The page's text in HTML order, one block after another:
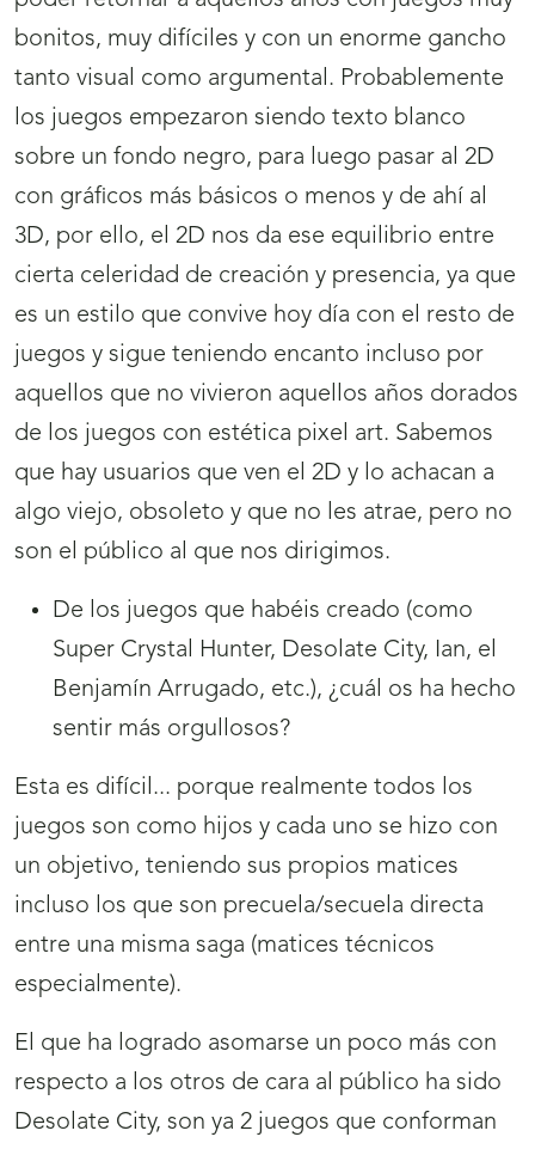
bonitos, muy difíciles y con un enorme gancho
tanto visual como argumental. Probablemente
los juegos empezaron siendo texto blanco
sobre un fondo negro, para luego pasar al 2D
con gráficos más básicos o menos y de ahí al
3D, por ello, el 2D nos da ese equilibrio entre
cierta celeridad de creación y presencia, ya que
es un estilo que convive hoy día con el resto de
juegos y sigue teniendo encanto incluso por
aquellos que no vivieron aquellos años dorados
de los juegos con estética pixel art. Sabemos
que hay usuarios que ven el 2D y lo achacan a
algo viejo, obsoleto y que no les atrae, pero no
son el público al que nos dirigimos.
De los juegos que habéis creado (como
Super Crystal Hunter, Desolate City, Ian, el
Benjamín Arrugado, etc.), ¿cuál os ha hecho
sentir más orgullosos?
Esta es difícil... porque realmente todos los
juegos son como hijos y cada uno se hizo con
un objetivo, teniendo sus propios matices
incluso los que son precuela/secuela directa
entre una misma saga (matices técnicos
especialmente).
El que ha logrado asomarse un poco más con
respecto a los otros de cara al público ha sido
Desolate City, son ya 2 juegos que conforman